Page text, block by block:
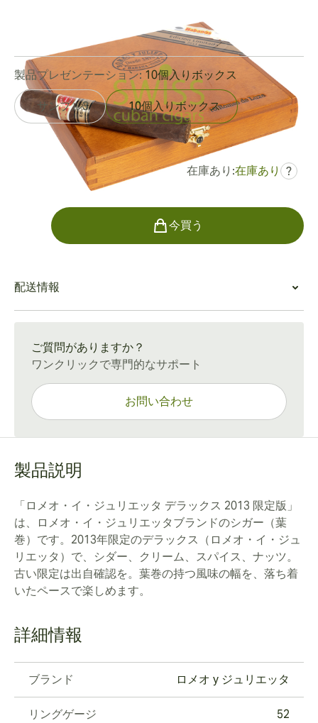
レビュー
でした¥163,105
在庫あり:在庫あり ?
製品プレゼンテーション: 10個入りボックス
サンプル3 10個入りボックス
今買う
配送情報
ご質問がありますか？
ワンクリックで専門的なサポート
お問い合わせ
製品説明
「ロメオ・イ・ジュリエッタ デラックス 2013 限定版」
は、ロメオ・イ・ジュリエッタブランドのシガー（葉
巻）です。2013年限定のデラックス（ロメオ・イ・ジュ
リエッタ）で、シダー、クリーム、スパイス、ナッツ。
古い限定は出自確認を。葉巻の持つ風味の幅を、落ち着
いたペースで楽しめます。
詳細情報
ブランド ロメオ y ジュリエッタ
リングゲージ 52